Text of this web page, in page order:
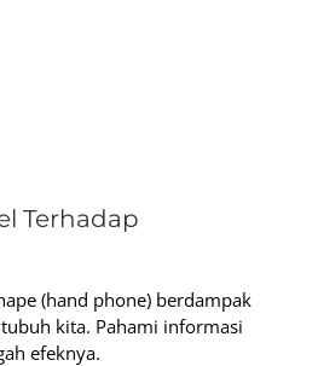
Terhadap
(hand phone) berdampak
kita. Pahami informasi
efeknya.